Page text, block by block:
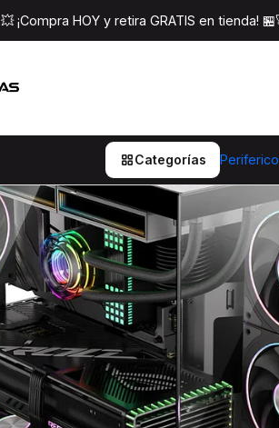
Categorías
💥 ¡Compra HOY y retira GRATIS en tienda!
Inicio